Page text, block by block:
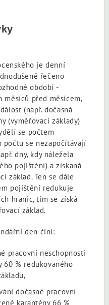
je denní
řečeno
období -
měsíců před měsícem,
(např. dočasná
(vyměřovací základy)
se počtem
počtu se nezapočítávají
dny, kdy náležela
pojištění) a získaná
základ. Ten se dále
pojištění redukuje
hranic, tím se získá
základ.
den činí:
pracovní neschopnosti
60 % redukovaného
dočasné pracovní
karantény 66 %